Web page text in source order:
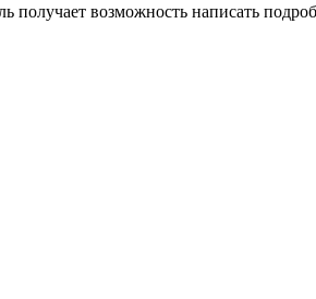
получает возможность написать